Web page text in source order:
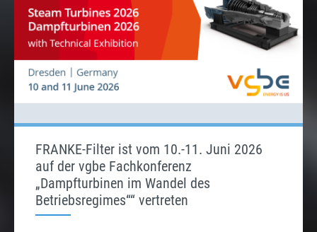
FRANKE-Filter ist vom 10.-11. Juni 2026
auf der vgbe Fachkonferenz
„Dampfturbinen im Wandel des
Betriebsregimes““ vertreten